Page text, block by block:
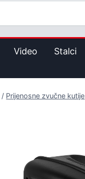
Video Stalci
/ Prijenosne zvučne kutije